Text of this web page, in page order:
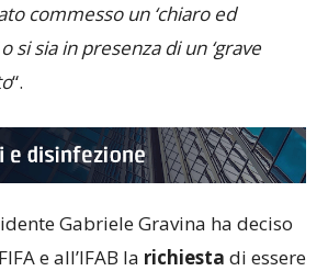
commesso un ‘chiaro ed
si sia in presenza di un ‘grave
“.
Gabriele Gravina ha deciso
e all’IFAB la richiesta di essere